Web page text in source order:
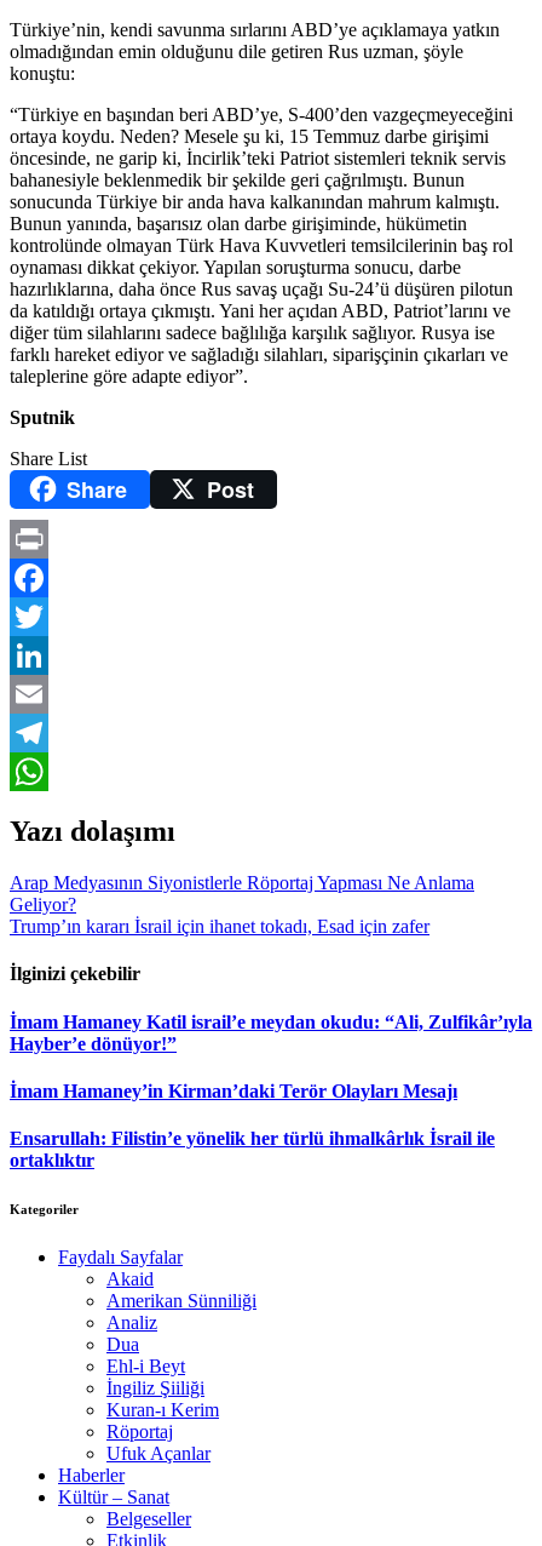
Türkiye’nin, kendi savunma sırlarını ABD’ye açıklamaya yatkın
olmadığından emin olduğunu dile getiren Rus uzman, şöyle
konuştu:
“Türkiye en başından beri ABD’ye, S-400’den vazgeçmeyeceğini
ortaya koydu. Neden? Mesele şu ki, 15 Temmuz darbe girişimi
öncesinde, ne garip ki, İncirlik’teki Patriot sistemleri teknik servis
bahanesiyle beklenmedik bir şekilde geri çağrılmıştı. Bunun
sonucunda Türkiye bir anda hava kalkanından mahrum kalmıştı.
Bunun yanında, başarısız olan darbe girişiminde, hükümetin
kontrolünde olmayan Türk Hava Kuvvetleri temsilcilerinin baş rol
oynaması dikkat çekiyor. Yapılan soruşturma sonucu, darbe
hazırlıklarına, daha önce Rus savaş uçağı Su-24’ü düşüren pilotun
da katıldığı ortaya çıkmıştı. Yani her açıdan ABD, Patriot’larını ve
diğer tüm silahlarını sadece bağlılığa karşılık sağlıyor. Rusya ise
farklı hareket ediyor ve sağladığı silahları, siparişçinin çıkarları ve
taleplerine göre adapte ediyor”.
Sputnik
Share List
Share Post
Print
Facebook
Twitter
LinkedIn
Email
Telegram
Yazı dolaşımı
Arap Medyasının Siyonistlerle Röportaj Yapması Ne Anlama
Geliyor?
Trump’ın kararı İsrail için ihanet tokadı, Esad için zafer
İlginizi çekebilir
İmam Hamaney Katil israil’e meydan okudu: “Ali, Zulfikâr’ıyla
Hayber’e dönüyor!”
İmam Hamaney’in Kirman’daki Terör Olayları Mesajı
Ensarullah: Filistin’e yönelik her türlü ihmalkârlık İsrail ile
ortaklıktır
Kategoriler
Faydalı Sayfalar
Akaid
Amerikan Sünniliği
Analiz
Dua
Ehl-i Beyt
İngiliz Şiiliği
Kuran-ı Kerim
Röportaj
Ufuk Açanlar
Haberler
Kültür – Sanat
Belgeseller
Etkinlik